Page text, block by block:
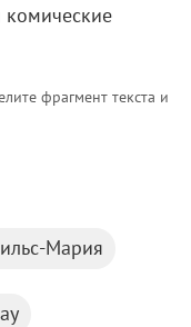
фрагмент текста и
Мария